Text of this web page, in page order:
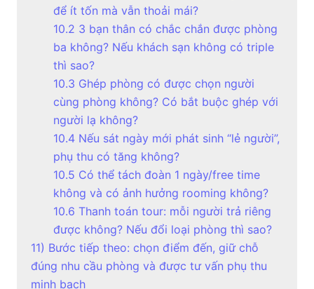
để ít tốn mà vẫn thoải mái?
10.2 3 bạn thân có chắc chắn được phòng
ba không? Nếu khách sạn không có triple
thì sao?
10.3 Ghép phòng có được chọn người
cùng phòng không? Có bắt buộc ghép với
người lạ không?
10.4 Nếu sát ngày mới phát sinh “lẻ người”,
phụ thu có tăng không?
10.5 Có thể tách đoàn 1 ngày/free time
không và có ảnh hưởng rooming không?
10.6 Thanh toán tour: mỗi người trả riêng
được không? Nếu đổi loại phòng thì sao?
11) Bước tiếp theo: chọn điểm đến, giữ chỗ
đúng nhu cầu phòng và được tư vấn phụ thu
minh bạch